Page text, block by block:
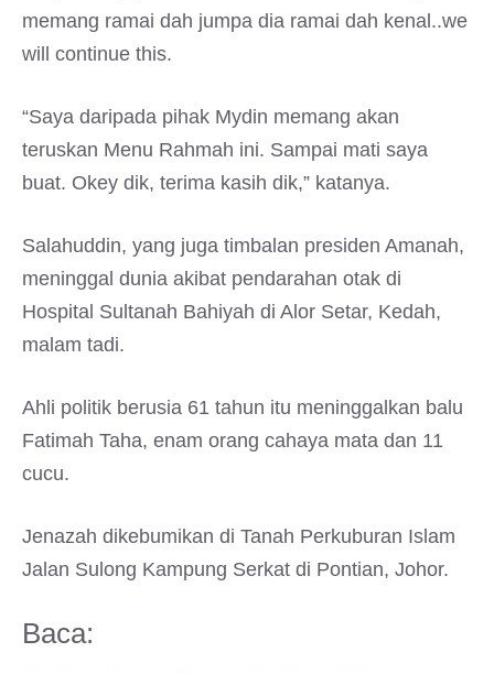
memang ramai dah jumpa dia ramai dah kenal..we
will continue this.
“Saya daripada pihak Mydin memang akan
teruskan Menu Rahmah ini. Sampai mati saya
buat. Okey dik, terima kasih dik,” katanya.
Salahuddin, yang juga timbalan presiden Amanah,
meninggal dunia akibat pendarahan otak di
Hospital Sultanah Bahiyah di Alor Setar, Kedah,
malam tadi.
Ahli politik berusia 61 tahun itu meninggalkan balu
Fatimah Taha, enam orang cahaya mata dan 11
cucu.
Jenazah dikebumikan di Tanah Perkuburan Islam
Jalan Sulong Kampung Serkat di Pontian, Johor.
Baca: